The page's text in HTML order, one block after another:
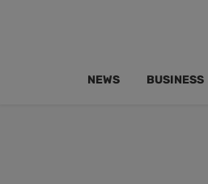
NEWS BUSINESS